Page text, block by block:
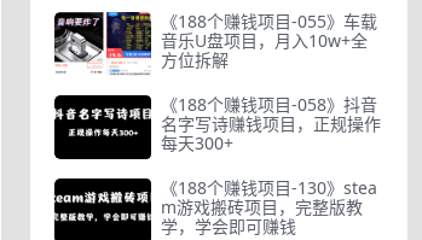
《188个赚钱项目-055》车载
音乐U盘项目，月入10w+全
方位拆解
《188个赚钱项目-058》抖音
名字写诗赚钱项目，正规操作
每天300+
《188个赚钱项目-130》stea
m游戏搬砖项目，完整版教
学，学会即可赚钱